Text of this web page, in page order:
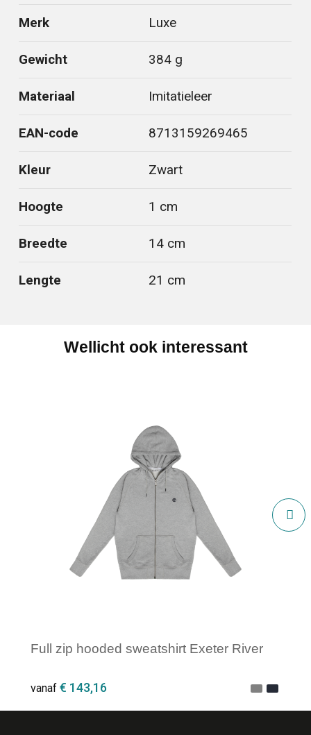
Merk Luxe
Gewicht 384 g
Materiaal Imitatieleer
EAN-code 8713159269465
Kleur Zwart
Hoogte 1 cm
Breedte 14 cm
Lengte 21 cm
Wellicht ook interessant
Full zip hooded sweatshirt Exeter River
vanaf € 143,16